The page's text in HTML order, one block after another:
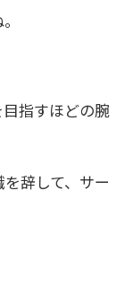
とのエピソード
像で紹介！経歴
般女性で子供は2
指すほどの腕
辞して、サー